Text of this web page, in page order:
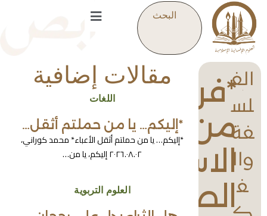
البحث
الف
لس
فة
وال
ف
*فراراً
من
الاسئلة
الصعبة.
مقالات إضافية
اللغات
*إليكم… يا من حملتم أثقل…
*إليكم… يا من حملتم أثقل الأعباء* محمد كوراني،
٢٠٢٦.٠٨.٠٢ إليكم، يا من…
العلوم التربوية